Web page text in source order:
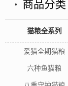
商品分类
猫粮全系列
爱猫全期猫粮
六种鱼猫粮